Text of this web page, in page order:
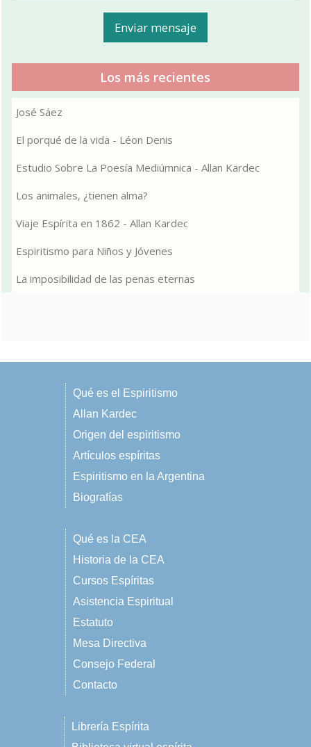
Los más recientes
José Sáez
El porqué de la vida - Léon Denis
Estudio Sobre La Poesía Mediúmnica - Allan Kardec
Los animales, ¿tienen alma?
Viaje Espírita en 1862 - Allan Kardec
Espiritismo para Niños y Jóvenes
La imposibilidad de las penas eternas
Qué es el Espiritismo
Allan Kardec
Origen del espiritismo
Artículos espíritas
Espiritismo en la Argentina
Biografías
Qué es la CEA
Historia de la CEA
Cursos Espíritas
Asistencia Espiritual
Estatuto
Mesa Directiva
Consejo Federal
Contacto
Librería Espírita